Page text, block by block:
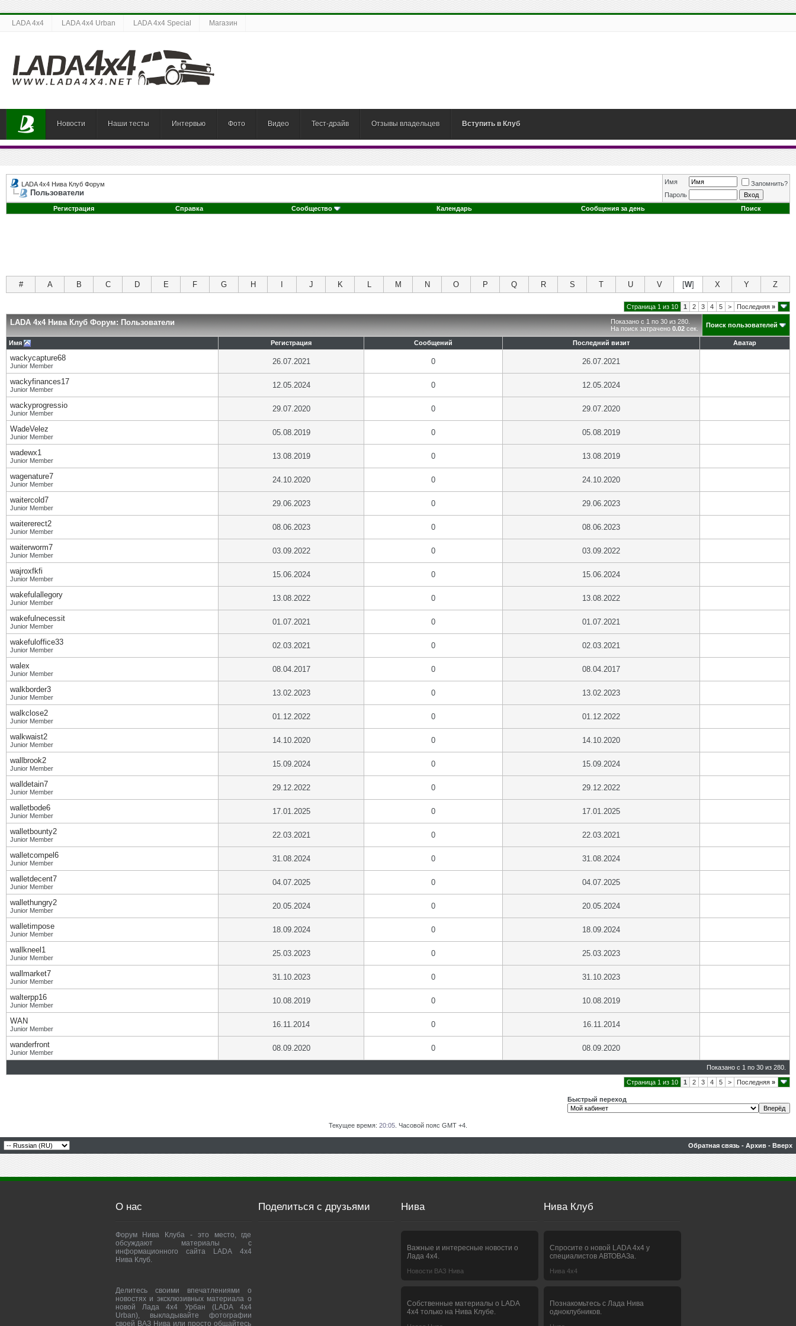
LADA 4x4 LADA 4x4 Urban LADA 4x4 Special Магазин
Новости Наши тесты Интервью Фото Видео Тест-драйв Отзывы владельцев Вступить в Клуб
LADA 4x4 Нива Клуб Форум
Пользователи
Имя
Запомнить?
Пароль
Регистрация
Справка Сообщество Календарь Сообщения за день Поиск
# A B C D E F G H J K L M N O P Q R S T U V [W] X Y Z
Страница 1 из 10 1 2 3 4 5 > Последняя »
Показано с 1 по 30 из 280.
На поиск затрачено 0.02 сек.
LADA 4x4 Нива Клуб Форум: Пользователи Поиск пользователей
Имя Регистрация Сообщений Последний визит Аватар
wackycapture68
Junior Member 26.07.2021 0 26.07.2021
wackyfinances17
Junior Member 12.05.2024 0 12.05.2024
wackyprogressio
Junior Member 29.07.2020 0 29.07.2020
WadeVelez
Junior Member 05.08.2019 0 05.08.2019
wadewx1
Junior Member 13.08.2019 0 13.08.2019
wagenature7
Junior Member 24.10.2020 0 24.10.2020
waitercold7
Junior Member 29.06.2023 0 29.06.2023
waitererect2
Junior Member 08.06.2023 0 08.06.2023
waiterworm7
Junior Member 03.09.2022 0 03.09.2022
wajroxfkfi
Junior Member 15.06.2024 0 15.06.2024
wakefulallegory
Junior Member 13.08.2022 0 13.08.2022
wakefulnecessit
Junior Member 01.07.2021 0 01.07.2021
wakefuloffice33
Junior Member 02.03.2021 0 02.03.2021
walex
Junior Member 08.04.2017 0 08.04.2017
walkborder3
Junior Member 13.02.2023 0 13.02.2023
walkclose2
Junior Member 01.12.2022 0 01.12.2022
walkwaist2
Junior Member 14.10.2020 0 14.10.2020
wallbrook2
Junior Member 15.09.2024 0 15.09.2024
walldetain7
Junior Member 29.12.2022 0 29.12.2022
walletbode6
Junior Member 17.01.2025 0 17.01.2025
walletbounty2
Junior Member 22.03.2021 0 22.03.2021
walletcompel6
Junior Member 31.08.2024 0 31.08.2024
walletdecent7
Junior Member 04.07.2025 0 04.07.2025
wallethungry2
Junior Member 20.05.2024 0 20.05.2024
walletimpose
Junior Member 18.09.2024 0 18.09.2024
wallkneel1
Junior Member 25.03.2023 0 25.03.2023
wallmarket7
Junior Member 31.10.2023 0 31.10.2023
walterpp16
Junior Member 10.08.2019 0 10.08.2019
WAN
Junior Member 16.11.2014 0 16.11.2014
wanderfront
Junior Member 08.09.2020 0 08.09.2020
Показано с 1 по 30 из 280.
Страница 1 из 10 1 2 3 4 5 > Последняя »
Быстрый переход
Текущее время: 20:05 . Часовой пояс GMT +4.
Обратная связь - Архив - Вверх
О нас
Форум Нива Клуба - это место, где
обсуждают материалы с
информационного сайта LADA 4x4
Нива Клуб.
Делитесь своими впечатлениями о
новостях и эксклюзивных материала о
новой Лада 4х4 Урбан (LADA 4x4
Urban), выкладывайте фотографии
своей ВАЗ Нива или просто общайтесь
Поделиться с друзьями Нива
Важные и интересные новости о
Лада 4х4.
Новости ВАЗ Нива
Собственные материалы о LADA
4x4 только на Нива Клубе.
Нива Клуб
Спросите о новой LADA 4x4 у
специалистов АВТОВАЗа.
Нива 4х4
Познакомьтесь с Лада Нива
одноклубников.